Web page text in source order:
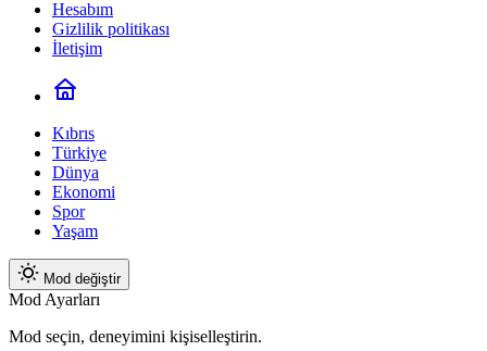
Hesabım
Gizlilik politikası
İletişim
Kıbrıs
Türkiye
Dünya
Ekonomi
Spor
Yaşam
Mod değiştir
Mod Ayarları
Mod seçin, deneyimini kişiselleştirin.